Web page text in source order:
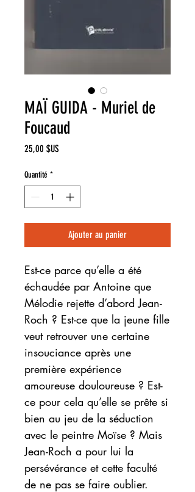
MAÏ GUIDA - Muriel de
Foucaud
25,00 $US
Quantité *
Ajouter au panier
Est-ce parce qu’elle a été
échaudée par Antoine que
Mélodie rejette d’abord Jean-
Roch ? Est-ce que la jeune fille
veut retrouver une certaine
insouciance après une
première expérience
amoureuse douloureuse ? Est-
ce pour cela qu’elle se prête si
bien au jeu de la séduction
avec le peintre Moïse ? Mais
Jean-Roch a pour lui la
persévérance et cette faculté
de ne pas se faire oublier.